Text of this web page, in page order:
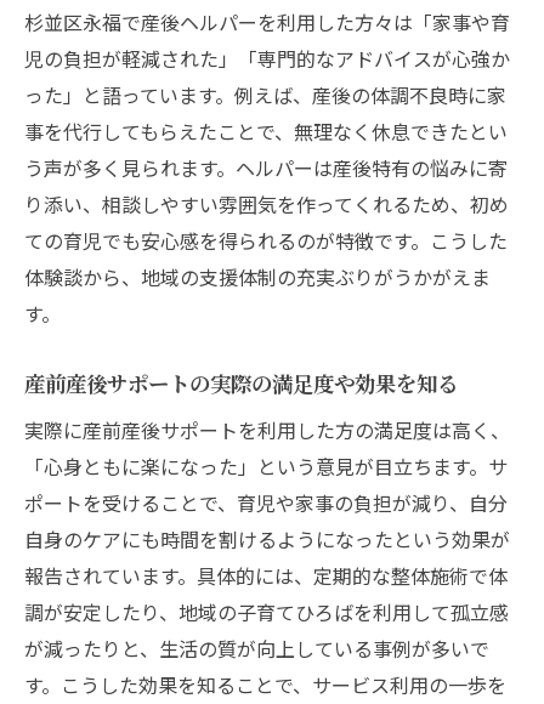
杉並区永福で産後ヘルパーを利用した方々は「家事や育
児の負担が軽減された」「専門的なアドバイスが心強か
った」と語っています。例えば、産後の体調不良時に家
事を代行してもらえたことで、無理なく休息できたとい
う声が多く見られます。ヘルパーは産後特有の悩みに寄
り添い、相談しやすい雰囲気を作ってくれるため、初め
ての育児でも安心感を得られるのが特徴です。こうした
体験談から、地域の支援体制の充実ぶりがうかがえま
す。
産前産後サポートの実際の満足度や効果を知る
実際に産前産後サポートを利用した方の満足度は高く、
「心身ともに楽になった」という意見が目立ちます。サ
ポートを受けることで、育児や家事の負担が減り、自分
自身のケアにも時間を割けるようになったという効果が
報告されています。具体的には、定期的な整体施術で体
調が安定したり、地域の子育てひろばを利用して孤立感
が減ったりと、生活の質が向上している事例が多いで
す。こうした効果を知ることで、サービス利用の一歩を